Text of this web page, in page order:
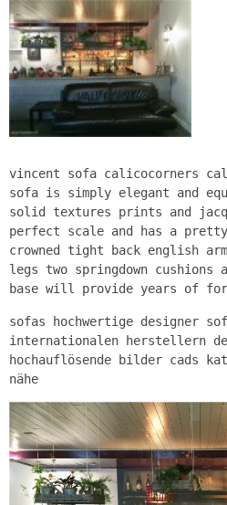
vincent sofa calicocorners
sofa is simply elegant and
solid textures prints and
perfect scale and has a
crowned tight back english
legs two springdown cushions
base will provide years of
sofas hochwertige designer
internationalen herstellern
hochauflösende bilder cads
nähe